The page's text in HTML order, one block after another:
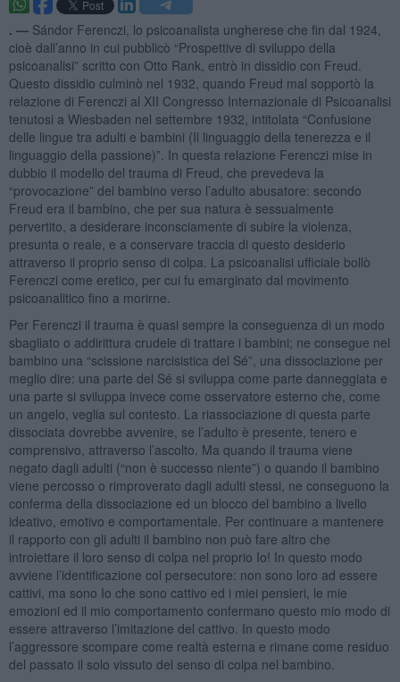
. — Sándor Ferenczi, lo psicoanalista ungherese che fin dal 1924,
cioè dall’anno in cui pubblicò “Prospettive di sviluppo della
psicoanalisi” scritto con Otto Rank, entrò in dissidio con Freud.
Questo dissidio culminò nel 1932, quando Freud mal sopportò la
relazione di Ferenczi al XII Congresso Internazionale di Psicoanalisi
tenutosi a Wiesbaden nel settembre 1932, intitolata “Confusione
delle lingue tra adulti e bambini (Il linguaggio della tenerezza e il
linguaggio della passione)”. In questa relazione Ferenczi mise in
dubbio il modello del trauma di Freud, che prevedeva la
“provocazione” del bambino verso l’adulto abusatore: secondo
Freud era il bambino, che per sua natura è sessualmente
pervertito, a desiderare inconsciamente di subire la violenza,
presunta o reale, e a conservare traccia di questo desiderio
attraverso il proprio senso di colpa. La psicoanalisi ufficiale bollò
Ferenczi come eretico, per cui fu emarginato dal movimento
psicoanalitico fino a morirne.
Per Ferenczi il trauma è quasi sempre la conseguenza di un modo
sbagliato o addirittura crudele di trattare i bambini; ne consegue nel
bambino una “scissione narcisistica del Sé”, una dissociazione per
meglio dire: una parte del Sé si sviluppa come parte danneggiata e
una parte si sviluppa invece come osservatore esterno che, come
un angelo, veglia sul contesto. La riassociazione di questa parte
dissociata dovrebbe avvenire, se l’adulto è presente, tenero e
comprensivo, attraverso l’ascolto. Ma quando il trauma viene
negato dagli adulti (“non è successo niente”) o quando il bambino
viene percosso o rimproverato dagli adulti stessi, ne conseguono la
conferma della dissociazione ed un blocco del bambino a livello
ideativo, emotivo e comportamentale. Per continuare a mantenere
il rapporto con gli adulti il bambino non può fare altro che
introiettare il loro senso di colpa nel proprio Io! In questo modo
avviene l’identificazione col persecutore: non sono loro ad essere
cattivi, ma sono Io che sono cattivo ed i miei pensieri, le mie
emozioni ed il mio comportamento confermano questo mio modo di
essere attraverso l’imitazione del cattivo. In questo modo
l’aggressore scompare come realtà esterna e rimane come residuo
del passato il solo vissuto del senso di colpa nel bambino.